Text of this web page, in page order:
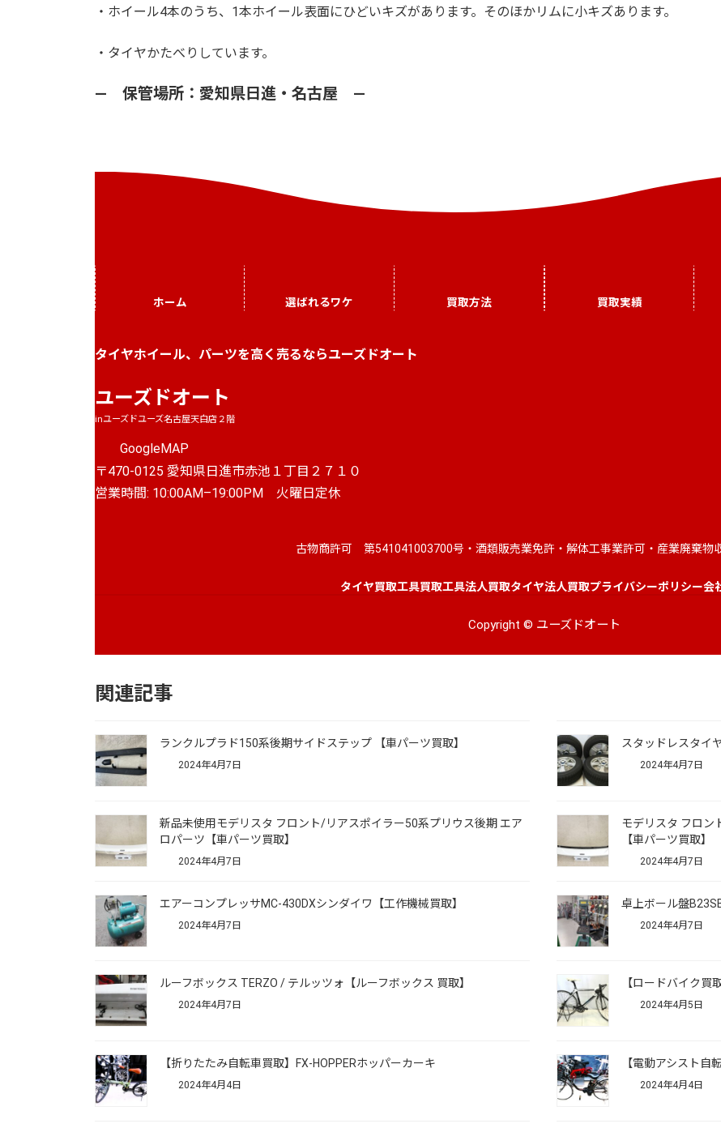
・ホイール4本のうち、1本ホイール表面にひどいキズがあります。そのほかリムに小キズあります。
・タイヤかたべりしています。
— 保管場所：愛知県日進・名古屋 —
ホーム 選ばれるワケ 買取方法 買取実績
タイヤホイール、パーツを高く売るならユーズドオート
ユーズドオート
inユーズドユーズ名古屋天白店２階
GoogleMAP
〒470-0125 愛知県日進市赤池１丁目２７１０
営業時間: 10:00AM–19:00PM 火曜日定休
古物商許可 第541041003700号・酒類販売業免許・解体工事業許可・産業廃棄物
タイヤ買取工具買取工具法人買取タイヤ法人買取プライバシーポリシー会
Copyright © ユーズドオート
関連記事
ランクルプラド150系後期サイドステップ 【車パーツ買取】
2024年4月7日
スタッドレスタイ
2024年4月7日
新品未使用モデリスタ フロント/リアスポイラー50系プリウス後期 エア
ロパーツ【車パーツ買取】
2024年4月7日
モデリスタ フロン
【車パーツ買取】
2024年4月7日
エアーコンプレッサMC-430DXシンダイワ【工作機械買取】
2024年4月7日
卓上ボール盤
2024年4月7日
ルーフボックス TERZO / テルッツォ【ルーフボックス 買取】
2024年4月7日
【ロードバイク買
2024年4月5日
【折りたたみ自転車買取】FX-HOPPERホッパーカーキ
2024年4月4日
【電動アシスト自
2024年4月4日